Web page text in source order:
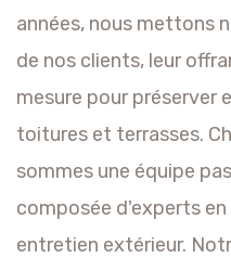
années, nous mettons
de nos clients, leur
mesure pour préserver
toitures et terrasses.
sommes une équipe
composée d'experts
entretien extérieur.